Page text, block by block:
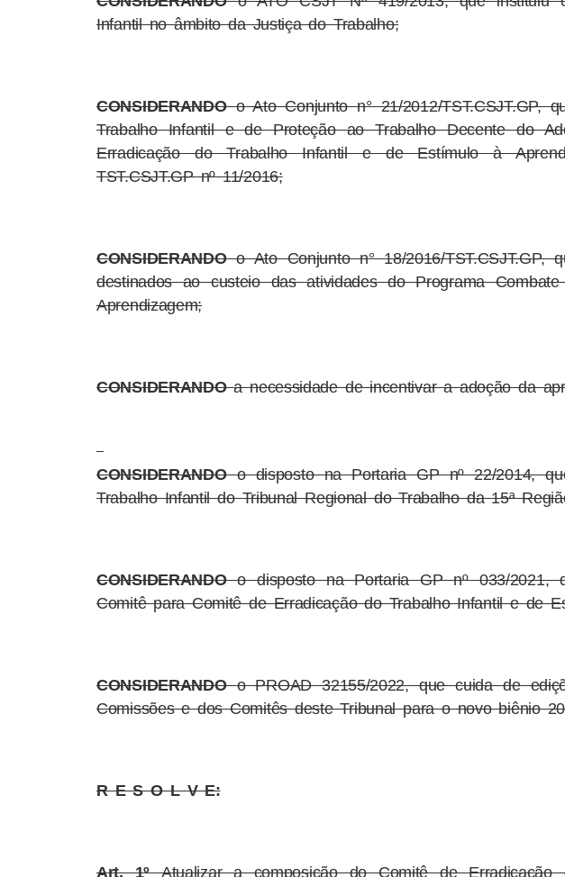
Infantil no âmbito da Justiça do Trabalho;
CONSIDERANDOo Ato Conjunto n° 21/2012/TST.CSJT.GP,
Trabalho Infantil e de Proteção ao Trabalho Decente do
Erradicação do Trabalho Infantil e de Estímulo à
TST.CSJT.GP nº 11/2016;
CONSIDERANDOo Ato Conjunto n° 18/2016/
destinados ao custeio das atividades do Programa
Aprendizagem;
CONSIDERANDOa necessidade de incentivar a adoção da
CONSIDERANDOo disposto na Portaria GP nº 22/2014,
Trabalho Infantil do Tribunal Regional do Trabalho da 15ª
CONSIDERANDOo disposto na Portaria GP nº 033/2021,
Comitê para Comitê de Erradicação do Trabalho Infantil e de
CONSIDERANDOo PROAD 32155/2022, que cuida de
Comissões e dos Comitês deste Tribunal para o novo biênio
R E S O L V E:
Art. 1ºAtualizar a composição do Comitê de